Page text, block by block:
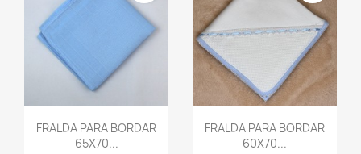
Vista rápida
FRALDA PARA BORDAR
65X70...
Vista rápida
FRALDA PARA BORDAR
60X70...